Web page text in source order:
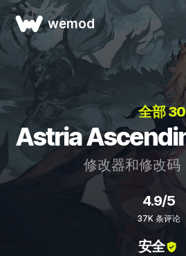
wemod
全部
Astria
修改器和修改码
4.9/5
37K 条评论
安全